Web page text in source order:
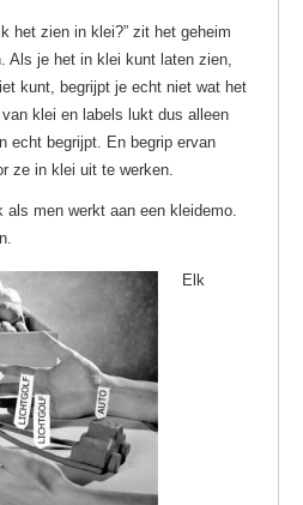
het zien in klei?” zit het geheim
Als je het in klei kunt laten zien,
kunt, begrijpt je echt niet wat het
klei en labels lukt dus alleen
echt begrijpt. En begrip ervan
ze in klei uit te werken.
als men werkt aan een kleidemo.
Elk